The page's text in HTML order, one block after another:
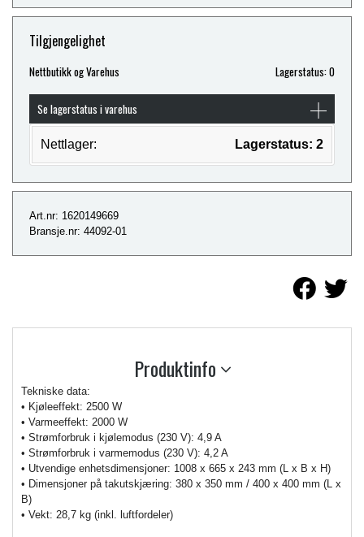
Tilgjengelighet
Nettbutikk og Varehus Lagerstatus: 0
Se lagerstatus i varehus
Nettlager: Lagerstatus: 2
Art.nr: 1620149669
Bransje.nr: 44092-01
Produktinfo
Tekniske data:
• Kjøleeffekt: 2500 W
• Varmeeffekt: 2000 W
• Strømforbruk i kjølemodus (230 V): 4,9 A
• Strømforbruk i varmemodus (230 V): 4,2 A
• Utvendige enhetsdimensjoner: 1008 x 665 x 243 mm (L x B x H)
• Dimensjoner på takutskjæring: 380 x 350 mm / 400 x 400 mm (L x
B)
• Vekt: 28,7 kg (inkl. luftfordeler)